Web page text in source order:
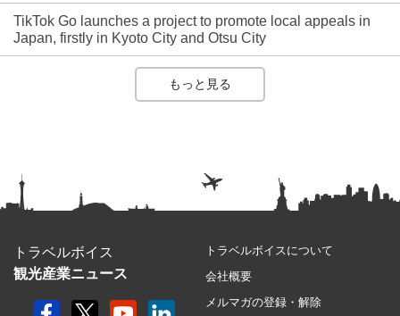
TikTok Go launches a project to promote local appeals in
Japan, firstly in Kyoto City and Otsu City
もっと見る
トラベルボイス
観光産業ニュース
トラベルボイスについて
会社概要
メルマガの登録・解除